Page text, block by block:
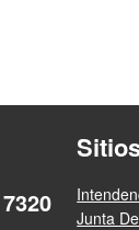
Junta